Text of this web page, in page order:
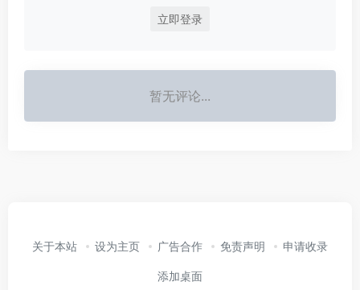
立即登录
暂无评论...
关于本站 设为主页 广告合作 免责声明 申请收录
添加桌面